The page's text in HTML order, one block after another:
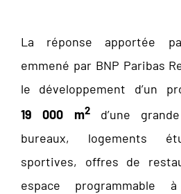
La réponse apportée
emmené par BNP Paribas
le développement d’un
19 000 m2d’une
bureaux, logements
sportives, offres de
espace programmable